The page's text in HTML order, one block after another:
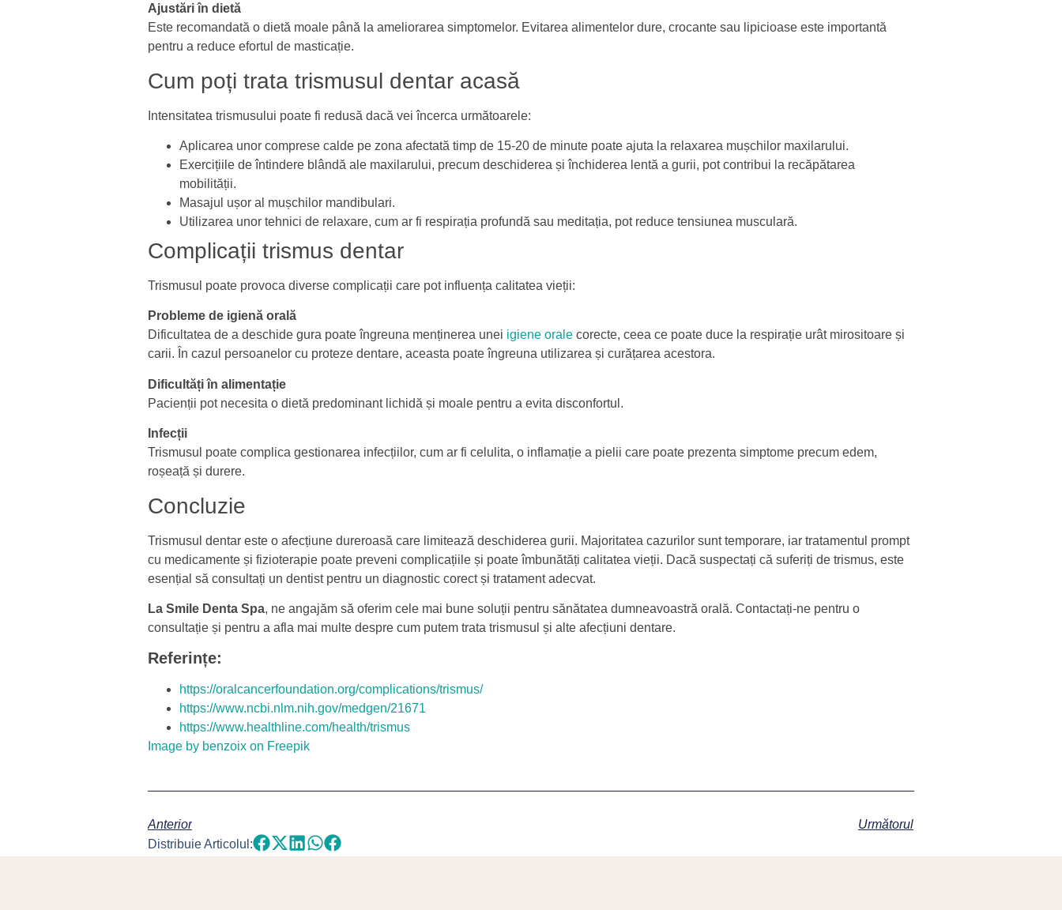
Ajustări în dietă
Este recomandată o dietă moale până la ameliorarea simptomelor. Evitarea alimentelor dure, crocante sau lipicioase este importantă
pentru a reduce efortul de masticație.
Cum poți trata trismusul dentar acasă
Intensitatea trismusului poate fi redusă dacă vei încerca următoarele:
Aplicarea unor comprese calde pe zona afectată timp de 15-20 de minute poate ajuta la relaxarea mușchilor maxilarului.
Exercițiile de întindere blândă ale maxilarului, precum deschiderea și închiderea lentă a gurii, pot contribui la recăpătarea
mobilității.
Masajul ușor al mușchilor mandibulari.
Utilizarea unor tehnici de relaxare, cum ar fi respirația profundă sau meditația, pot reduce tensiunea musculară.
Complicații trismus dentar
Trismusul poate provoca diverse complicații care pot influența calitatea vieții:
Probleme de igienă orală
Dificultatea de a deschide gura poate îngreuna menținerea unei igiene orale corecte, ceea ce poate duce la respirație urât mirositoare și
carii. În cazul persoanelor cu proteze dentare, aceasta poate îngreuna utilizarea și curățarea acestora.
Dificultăți în alimentație
Pacienții pot necesita o dietă predominant lichidă și moale pentru a evita disconfortul.
Infecții
Trismusul poate complica gestionarea infecțiilor, cum ar fi celulita, o inflamație a pielii care poate prezenta simptome precum edem,
roșeață și durere.
Concluzie
Trismusul dentar este o afecțiune dureroasă care limitează deschiderea gurii. Majoritatea cazurilor sunt temporare, iar tratamentul prompt
cu medicamente și fizioterapie poate preveni complicațiile și poate îmbunătăți calitatea vieții. Dacă suspectați că suferiți de trismus, este
esențial să consultați un dentist pentru un diagnostic corect și tratament adecvat.
La Smile Denta Spa, ne angajăm să oferim cele mai bune soluții pentru sănătatea dumneavoastră orală. Contactați-ne pentru o
consultație și pentru a afla mai multe despre cum putem trata trismusul și alte afecțiuni dentare.
Referințe:
https://oralcancerfoundation.org/complications/trismus/
https://www.ncbi.nlm.nih.gov/medgen/21671
https://www.healthline.com/health/trismus
Image by benzoix on Freepik
Anterior
Următorul
Distribuie Articolul: